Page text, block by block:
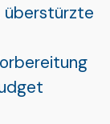
überstürzte